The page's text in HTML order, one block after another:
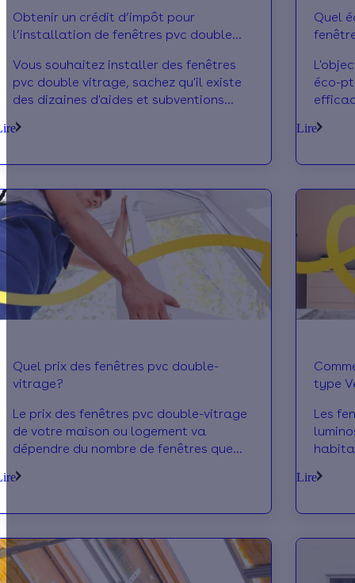
Obtenir un crédit d’impôt pour
l’installation de fenêtres pvc double
Vous souhaitez installer des fenêtres
pvc double vitrage, sachez qu'il existe
des dizaines d'aides et subventions
po
Quel
éco-
pour le
Lire
Quel prix des fenêtres pvc double-
vitrage?
Le prix des fenêtres pvc double-vitrage
de votre maison ou logement va
dépendre du nombre de fenêtres que
la nature du g
type
Les
des
Lire